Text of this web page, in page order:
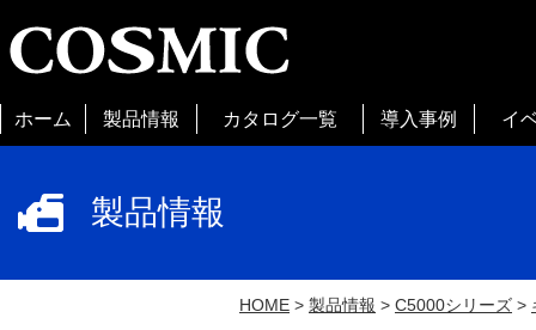
ホーム 製品情報 カタログ一覧 導入事例 イ
製品情報
HOME > 製品情報 > C5000シリーズ >